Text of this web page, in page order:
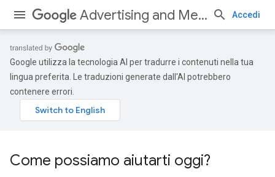
Advertising and Measurement Accedi
Google utilizza la tecnologia AI per tradurre i contenuti nella tua
lingua preferita. Le traduzioni generate dall'AI potrebbero
contenere errori.
Come possiamo aiutarti oggi?